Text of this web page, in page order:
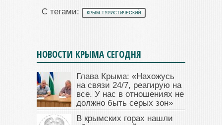
С тегами: КРЫМ ТУРИСТИЧЕСКИЙ
НОВОСТИ КРЫМА СЕГОДНЯ
Глава Крыма: «Нахожусь
на связи 24/7, реагирую на
все. У нас в отношениях не
должно быть серых зон»
В крымских горах нашли